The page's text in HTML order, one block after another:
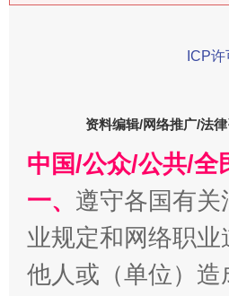
“刷贴”乱象丛生
揭批美国五大"原罪"
ICP
资料编辑/网络推广/法律
中国/公众/公共/全
一、 遵守各国有
业规定和网络职
他人或（单位）